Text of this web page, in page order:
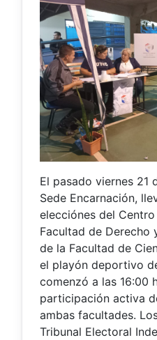
El pasado viernes 21
Sede Encarnación,
elecciónes del
Facultad de Derecho
de la Facultad de
el playón deportivo
comenzó a las 16:00
participación activa
ambas facultades.
Tribunal Electoral